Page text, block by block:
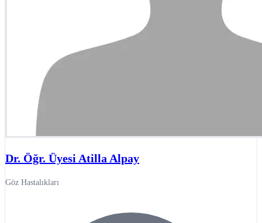
Dr. Öğr. Üyesi Atilla Alpay
Göz Hastalıkları